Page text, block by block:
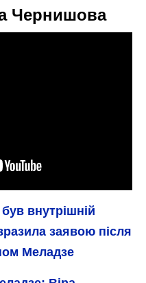
Чернишова
внутрішній
заявою після
Меладзе